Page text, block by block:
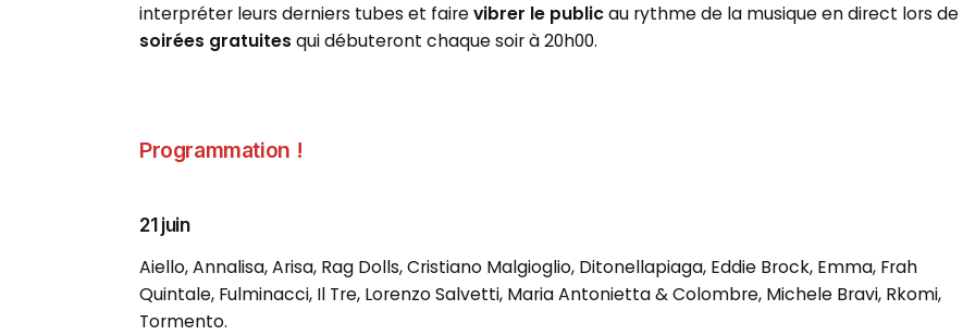
interpréter leurs derniers tubes et fairevibrer le publicau rythme de la musique en direct lors de
soirées gratuites qui débuteront chaque soir à 20h00.
Programmation !
21 juin
Aiello, Annalisa, Arisa, Rag Dolls, Cristiano Malgioglio, Ditonellapiaga, Eddie Brock, Emma, ​​​​Frah
Quintale, Fulminacci, Il Tre, Lorenzo Salvetti, Maria Antonietta & Colombre, Michele Bravi, Rkomi,
Tormento.